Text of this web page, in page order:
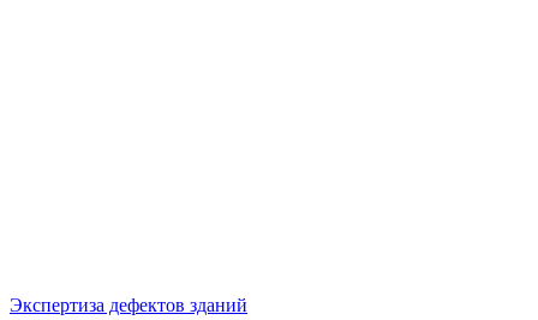
Экспертиза дефектов зданий